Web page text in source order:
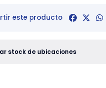
este producto
stock de ubicaciones